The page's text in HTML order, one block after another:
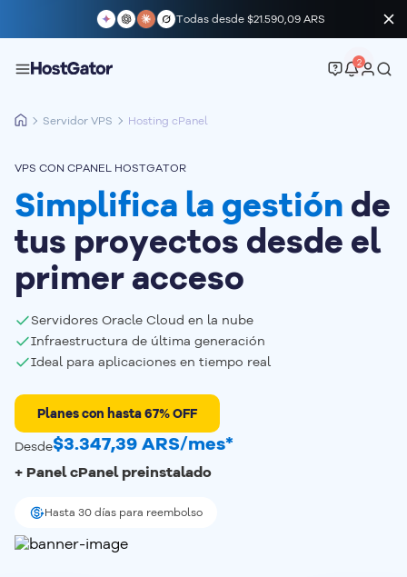
Todas desde $21.590,09 ARS
2
Servidor VPS Hosting cPanel
VPS CON CPANEL HOSTGATOR
Simplifica la gestión de
tus proyectos desde el
primer acceso
Servidores Oracle Cloud en la nube
Infraestructura de última generación
Ideal para aplicaciones en tiempo real
Planes con hasta 67% OFF
Desde$3.347,39 ARS/mes*
+ Panel cPanel preinstalado
Hasta 30 días para reembolso